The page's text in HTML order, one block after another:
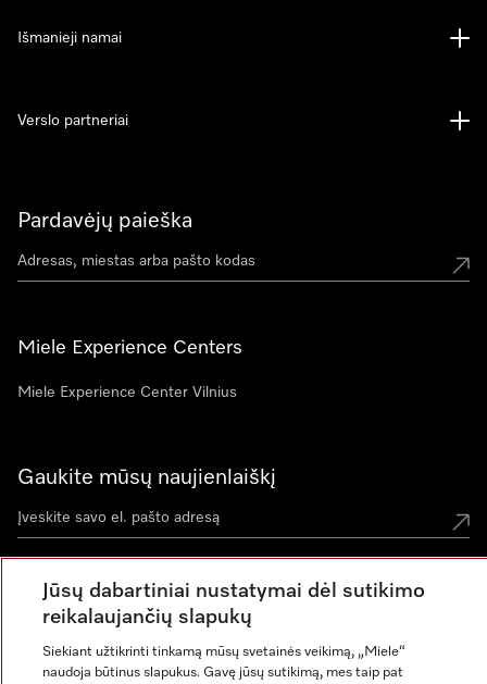
Pardavėjų paieška
Miele Experience Centers
Miele Experience Center Vilnius
Gaukite mūsų naujienlaiškį
Išmanieji namai
Verslo partneriai
Jūsų dabartiniai nustatymai dėl sutikimo
reikalaujančių slapukų
Siekiant užtikrinti tinkamą mūsų svetainės veikimą, „Miele“
naudoja būtinus slapukus. Gavę jūsų sutikimą, mes taip pat